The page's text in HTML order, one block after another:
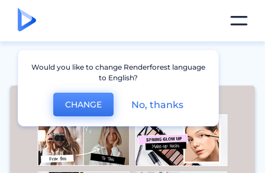
Would you like to change Renderforest language
to English?
CHANGE No, thanks